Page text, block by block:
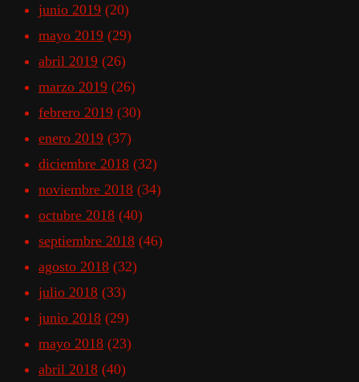
junio 2019 (20)
mayo 2019 (29)
abril 2019 (26)
marzo 2019 (26)
febrero 2019 (30)
enero 2019 (37)
diciembre 2018 (32)
noviembre 2018 (34)
octubre 2018 (40)
septiembre 2018 (46)
agosto 2018 (32)
julio 2018 (33)
junio 2018 (29)
mayo 2018 (23)
abril 2018 (40)